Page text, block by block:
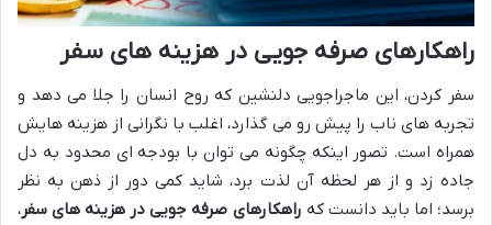
راهکارهای صرفه جویی در هزینه های سفر
سفر کردن، این ماجراجویی دلنشین که روح انسان را جلا می دهد و
تجربه های ناب را پیش رو می گذارد، اغلب با نگرانی از هزینه هایش
همراه است. تصور اینکه چگونه می توان با بودجه ای محدود به دل
جاده زد و از هر لحظه آن لذت برد، شاید کمی دور از ذهن به نظر
برسد؛ اما باید دانست که راهکارهای صرفه جویی در هزینه های سفر،